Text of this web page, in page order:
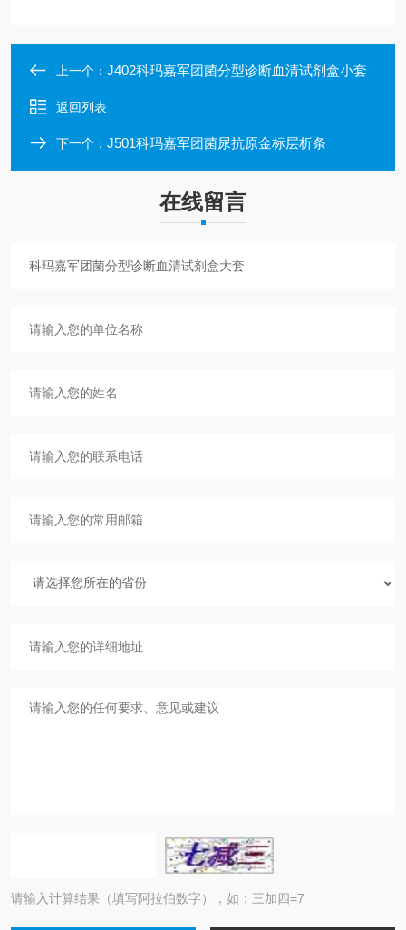
上一个： J402科玛嘉军团菌分型诊断血清试剂盒小套
返回列表
下一个： J501科玛嘉军团菌尿抗原金标层析条
在线留言
请输入计算结果（填写阿拉伯数字），如：三加四=7